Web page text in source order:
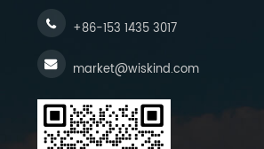
+86-153 1435 3017
market@wiskind.com